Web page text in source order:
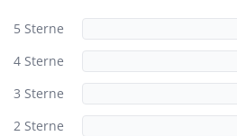
5 Sterne
4 Sterne
3 Sterne
2 Sterne